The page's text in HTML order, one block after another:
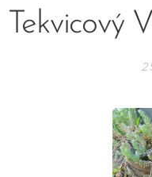
Tekvicový